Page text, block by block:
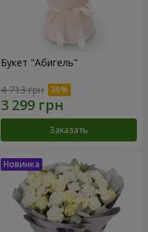
Букет "Абигель"
4 713 грн
Заказать